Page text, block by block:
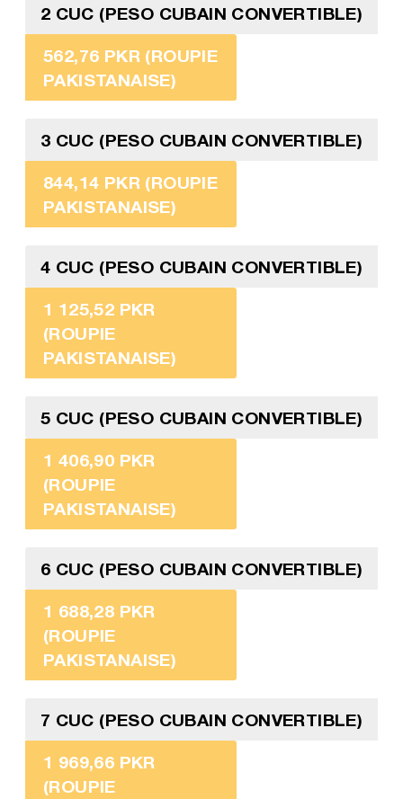
2 CUC (PESO CUBAIN CONVERTIBLE)
562,76 PKR (ROUPIE
PAKISTANAISE)
3 CUC (PESO CUBAIN CONVERTIBLE)
844,14 PKR (ROUPIE
PAKISTANAISE)
4 CUC (PESO CUBAIN CONVERTIBLE)
1 125,52 PKR
(ROUPIE
PAKISTANAISE)
5 CUC (PESO CUBAIN CONVERTIBLE)
1 406,90 PKR
(ROUPIE
PAKISTANAISE)
6 CUC (PESO CUBAIN CONVERTIBLE)
1 688,28 PKR
(ROUPIE
PAKISTANAISE)
7 CUC (PESO CUBAIN CONVERTIBLE)
1 969,66 PKR
(ROUPIE